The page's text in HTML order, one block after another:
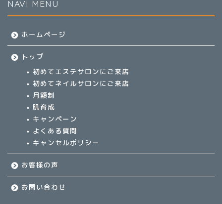
NAVI MENU
ホームページ
トップ
初めてエステサロンにご来店
初めてネイルサロンにご来店
月額制
肌育成
キャンペーン
よくある質問
キャンセルポリシー
お客様の声
お問い合わせ